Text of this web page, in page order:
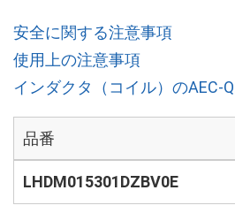
安全に関する注意事項
使用上の注意事項
インダクタ（コイル）のAEC-
品番
LHDM015301DZBV0E